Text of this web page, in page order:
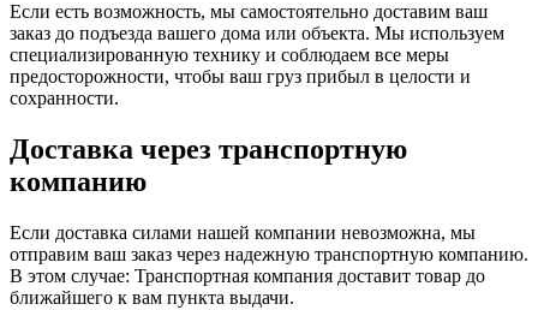
Если есть возможность, мы самостоятельно доставим ваш
заказ до подъезда вашего дома или объекта. Мы используем
специализированную технику и соблюдаем все меры
предосторожности, чтобы ваш груз прибыл в целости и
сохранности.
Доставка через транспортную
компанию
Если доставка силами нашей компании невозможна, мы
отправим ваш заказ через надежную транспортную компанию.
В этом случае: Транспортная компания доставит товар до
ближайшего к вам пункта выдачи.